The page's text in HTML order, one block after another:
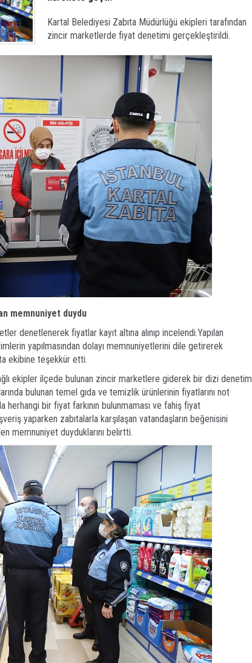
Kartal Belediyesi Zabıta Müdürlüğü ekipleri tarafından
zincir marketlerde fiyat denetimi gerçekleştirildi.
memnuniyet duydu
denetlenerek fiyatlar kayıt altına alınıp incelendi.Yapılan
yapılmasından dolayı memnuniyetlerini dile getirerek
ekibine teşekkür etti.
ekipler ilçede bulunan zincir marketlere giderek bir dizi denetim
bulunan temel gıda ve temizlik ürünlerinin fiyatlarını not
herhangi bir fiyat farkının bulunmaması ve fahiş fiyat
yaparken zabıtalarla karşılaşan vatandaşların beğenisini
memnuniyet duyduklarını belirtti.